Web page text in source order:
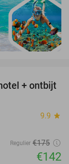
19%
+ ontbijt
9.9 star
Regulier €175
€142